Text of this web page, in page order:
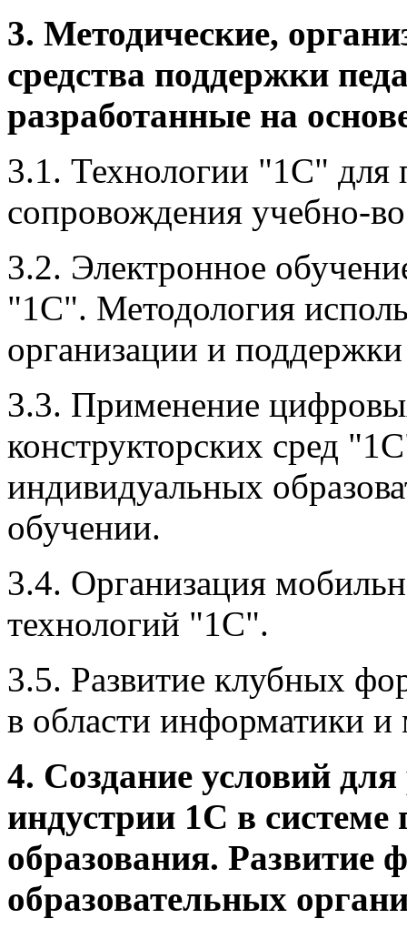
3. Методические,
средства поддержки
разработанные на
3.1. Технологии "1С" для
сопровождения учебно-
3.2. Электронное
"1С". Методология
организации и
3.3. Применение
конструкторских сред
индивидуальных
обучении.
3.4. Организация
технологий "1С".
3.5. Развитие клубных
в области информатики и
4. Создание условий
индустрии 1С в системе
образования. Развитие
образовательных